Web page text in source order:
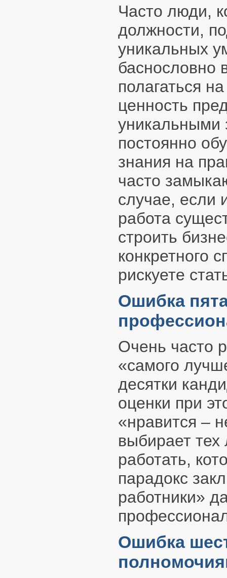
Часто люди,
должности,
уникальных
баснословно
полагаться
ценность
уникальными
постоянно
знания на
часто
случае, если
работа
строить
конкретного
рискуете
Ошибка
Очень часто
«самого
десятки
оценки при
«нравится –
выбирает
работать,
парадокс
работники»
Ошибка